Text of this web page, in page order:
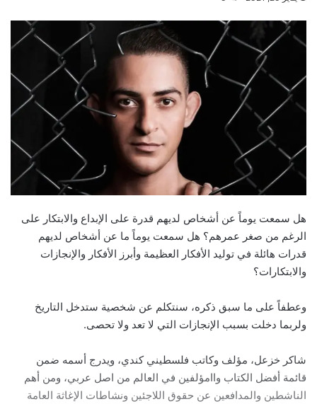
هل سمعت يوماً عن أشخاص لديهم قدرة على الإبداع والابتكار على
الرغم من صغر عمرهم؟ هل سمعت يوماً ما عن أشخاص لديهم
قدرات هائلة في توليد الأفكار العظيمة وأبرز الأفكار والإنجازات
والابتكارات؟
وعطفاً على ما سبق ذكره، سنتكلم عن شخصية ستدخل التاريخ
ولربما دخلت بسبب الإنجازات التي لا تعد ولا تحصى.
شاكر خزعل، مؤلف وكاتب فلسطيني كندي، ويدرج أسمه ضمن
قائمة أفضل الكتاب واامؤلفين في العالم من اصل عربي، ومن أهم
الناشطين والمدافعين عن حقوق اللاجئين ونشاطات الإغاثة العامة